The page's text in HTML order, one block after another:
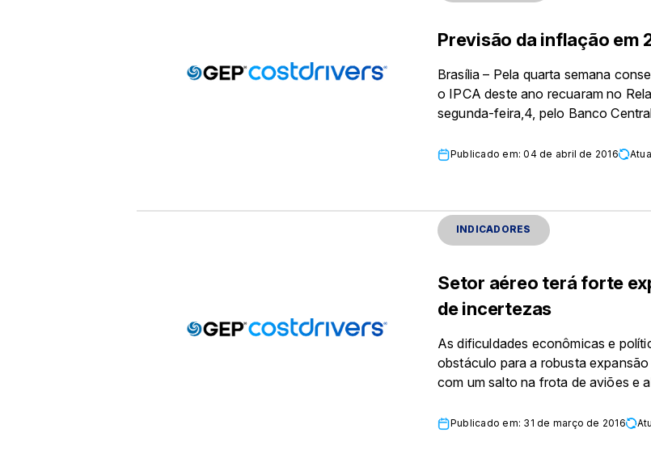
Previsão da inflação em
Brasília – Pela quarta semana
o IPCA deste ano recuaram no
segunda-feira,4, pelo Banco
Publicado em: 04 de abril de 2016
INDICADORES
Setor aéreo terá forte
de incertezas
As dificuldades econômicas e
obstáculo para a robusta
com um salto na frota de aviões e
Publicado em: 31 de março de 2016